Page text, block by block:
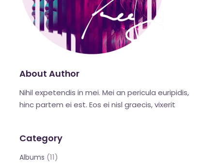
About Author
Nihil expetendis in mei. Mei an pericula euripidis,
hinc partem ei est. Eos ei nisl graecis, vixerit
Category
Albums (11)